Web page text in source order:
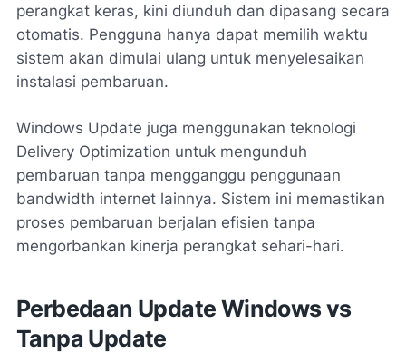
perangkat keras, kini diunduh dan dipasang secara
otomatis. Pengguna hanya dapat memilih waktu
sistem akan dimulai ulang untuk menyelesaikan
instalasi pembaruan.
Windows Update juga menggunakan teknologi
Delivery Optimization untuk mengunduh
pembaruan tanpa mengganggu penggunaan
bandwidth internet lainnya. Sistem ini memastikan
proses pembaruan berjalan efisien tanpa
mengorbankan kinerja perangkat sehari-hari.
Perbedaan Update Windows vs
Tanpa Update